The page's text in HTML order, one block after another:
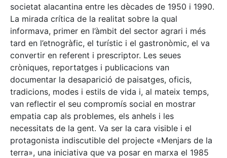
societat alacantina entre les dècades de 1950 i 1990.
La mirada crítica de la realitat sobre la qual
informava, primer en l’àmbit del sector agrari i més
tard en l’etnogràfic, el turístic i el gastronòmic, el va
convertir en referent i prescriptor. Les seues
cròniques, reportatges i publicacions van
documentar la desaparició de paisatges, oficis,
tradicions, modes i estils de vida i, al mateix temps,
van reflectir el seu compromís social en mostrar
empatia cap als problemes, els anhels i les
necessitats de la gent. Va ser la cara visible i el
protagonista indiscutible del projecte «Menjars de la
terra», una iniciativa que va posar en marxa el 1985